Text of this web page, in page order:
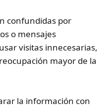
confundidas por
o mensajes
visitas innecesarias,
mayor de la
la información con